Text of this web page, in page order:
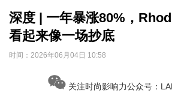
深度 | 一年暴涨80%，
看起来像一场抄底
时间： 2026年06月04日 10:58
关注时尚影响力公众号：